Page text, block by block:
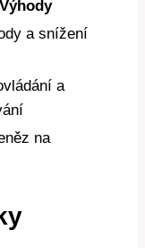
Výhody
a snížení
a
na